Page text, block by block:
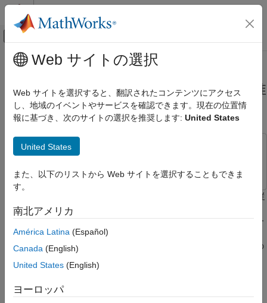
コンテンツへスキップ
オフキャンバス ナビゲーション メ
ドキュメンテーションのホーム
System Identification Toolbox
オンライン推定
項目一覧
状態推定 - 測定値のラップあり
検証
サポート関数
参考
メインコンテンツ
拡張カルマン フィルターを使用し
たラップされた測定値による状態推
定
この例では次を使用します。
この例では、循環的にラップされる角度測定値を伴う 3 次元追従
用の非線形の状態推定に拡張カルマン フィルター アルゴリズム
を使用する方法を示します。通常、ターゲット追従用のセンサー
は、球面座標系を使用してオブジェクトの位置を方位角、範囲、
および仰角で報告します。このセットからの角度測定値は一定の
180∘
Web サイトの選択
Web サイトを選択すると、翻訳されたコンテンツにアクセス
し、地域のイベントやサービスを確認できます。現在の位置情
報に基づき、次のサイトの選択を推奨します: United States
United States
また、以下のリストから Web サイトを選択することもできま
す。
南北アメリカ
América Latina (Español)
Canada (English)
United States (English)
ヨーロッパ